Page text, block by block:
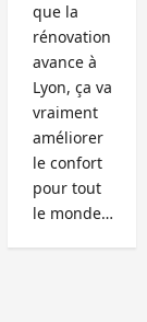
que la
rénovation
avance à
Lyon, ça va
vraiment
améliorer
le confort
pour tout
le monde…